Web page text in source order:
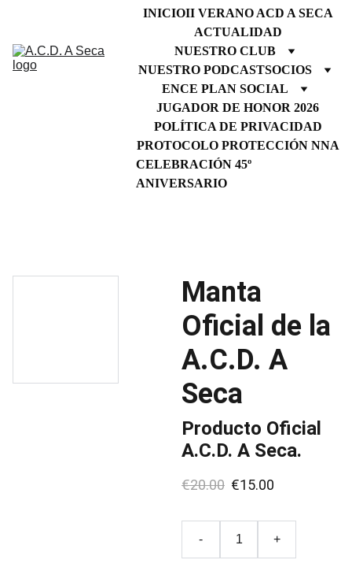
INICIOII VERANO ACD A SECA
ACTUALIDAD
NUESTRO CLUB
NUESTRO PODCASTSOCIOS
ENCE PLAN SOCIAL
JUGADOR DE HONOR 2026
POLÍTICA DE PRIVACIDAD
PROTOCOLO PROTECCIÓN NNA
CELEBRACIÓN 45º
ANIVERSARIO
Manta
Oficial de la
A.C.D. A
Seca
Producto Oficial
A.C.D. A Seca.
€20.00 €15.00
- +